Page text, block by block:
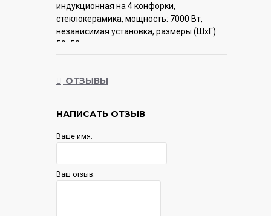
индукционная на 4 конфорки,
cтеклокерамика, мощность: 7000 Вт,
независимая установка, размеры (ШхГ):
59x52 см
ОТЗЫВЫ
НАПИСАТЬ ОТЗЫВ
Ваше имя:
Ваш отзыв: